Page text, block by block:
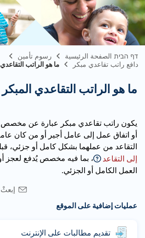
דף הבית الصفحة الرئيسية
رسوم تأمين
دافع راتب تقاعدي مبكر
ما هو الراتب التقاعدي
ما هو الراتب التقاعدي المبكر
يكون راتب تقاعدي مبكر عبارة عن مخصص
أو اتفاق عمل إلى عامل أجير أو من كان عاملا
التقاعد من عملهما بشكل كامل أو جزئي،
إلى التقاعد
، بما فيه مخصص يُدفع لعجز أو
العمل الكامل أو الجزئي.
إبعثْ
عمليات إضافية على الموقع
تقديم مطالبات على الإنترنت